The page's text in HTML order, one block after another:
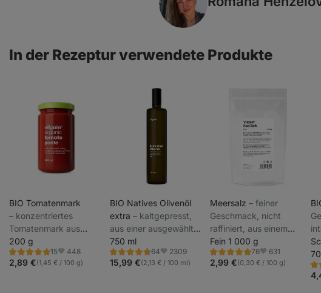
In der Rezeptur verwendete Produkte
BIO Tomatenmark
⁠–⁠ konzentriertes
Tomatenmark aus
frischen Bio-Tomaten
mit extra dickflüssiger
Konsistenz
200 g
15
Bewertung
4.9/5,
15
Favoriten
448
2,89 €(1,45 € / 100 g)
BIO Natives Olivenöl
extra ⁠–⁠ kaltgepresst,
aus einer ausgewählten
Olivensorte,
ursprünglich von einer
Familienfarm in
750 ml
64
Bewertung
4.8/5,
Favoriten
2309
15,99 €(2,13 € / 100 ml)
Meersalz ⁠–⁠ feiner
Geschmack, nicht
raffiniert, aus einem
geschützten Gebiet in
Griechenland
Fein 1 000 g
76
Bewertung
4.8/5,
76
Favoriten
631
2,99 €(0,30 € / 100 g)
67